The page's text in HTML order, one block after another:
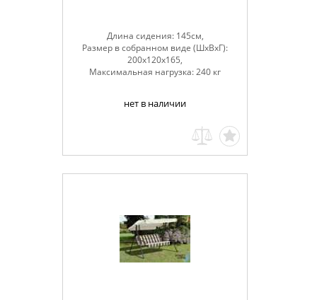
Длина сидения: 145см,
Размер в собранном виде (ШхВхГ):
200х120х165,
Максимальная нагрузка: 240 кг
нет в наличии